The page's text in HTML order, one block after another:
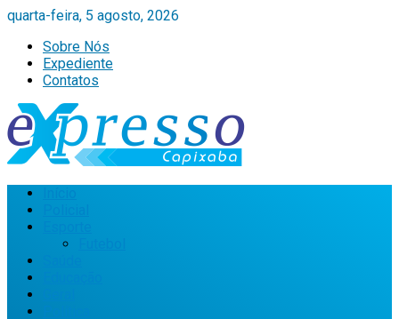
quarta-feira, 5 agosto, 2026
Sobre Nós
Expediente
Contatos